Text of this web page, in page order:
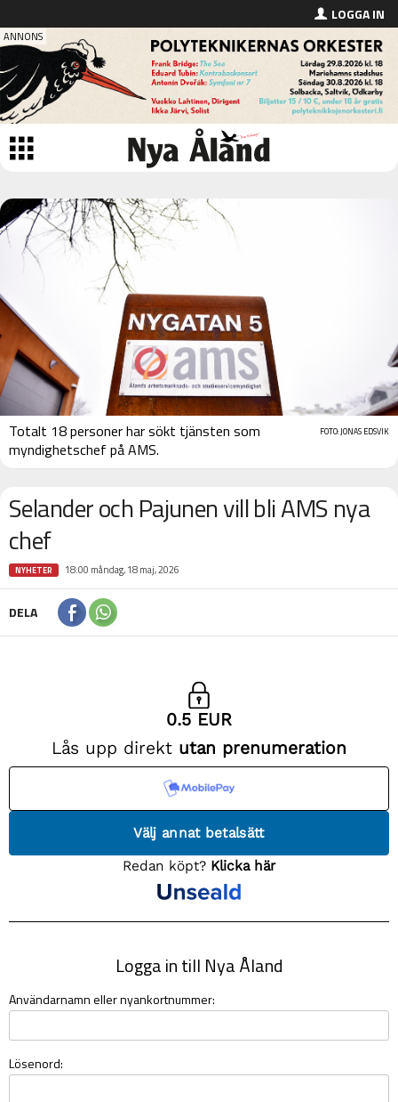
LOGGA IN
FOTO: JONAS EDSVIK
Totalt 18 personer har sökt tjänsten som
myndighetschef på AMS.
Selander och Pajunen vill bli AMS nya
chef
NYHETER 18:00 måndag, 18 maj, 2026
DELA